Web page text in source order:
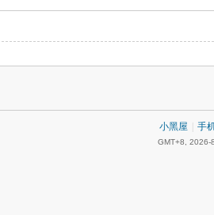
小黑屋 手
GMT+8, 2026-